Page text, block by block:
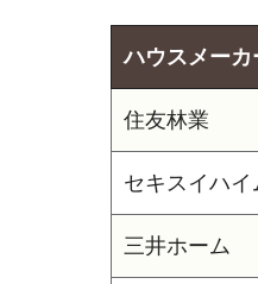
ハウスメーカ
住友林業
セキスイハイ
三井ホーム